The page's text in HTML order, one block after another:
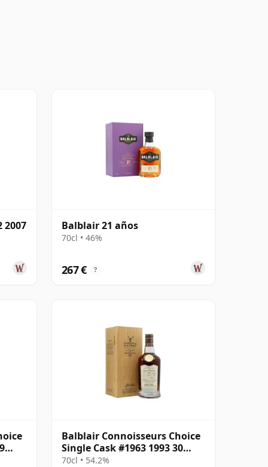
2007 Balblair 21 años
70cl • 46%
267 € ?
Balblair Connoisseurs Choice
Single Cask #1963 1993 30
años
70cl • 54.2%